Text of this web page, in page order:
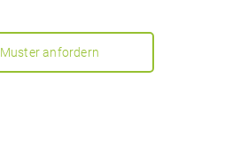
Muster anfordern